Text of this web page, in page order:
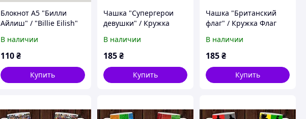
Блокнот А5 "Билли
Айлиш" / "Billie Eilish"
В наличии
110₴
Купить
Чашка "Супергерои
девушки" / Кружка
В наличии
185 ₴
Купить
Чашка "Британский
флаг" / Кружка Флаг
В наличии
185₴
Купить